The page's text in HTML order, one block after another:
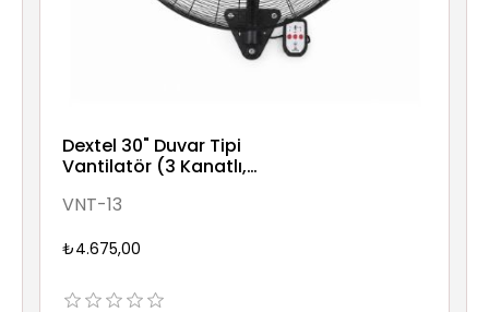
Dextel 30" Duvar Tipi
Vantilatör (3 Kanatlı,
VNT-13
₺4.675,00